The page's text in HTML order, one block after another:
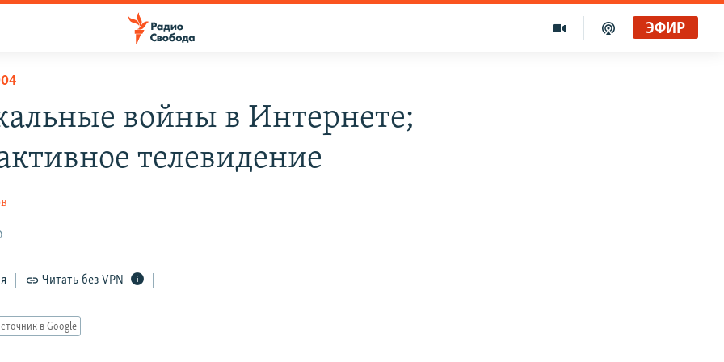
ЭФИР
войны в Интернете;
телевидение
Читать без VPN
в Google